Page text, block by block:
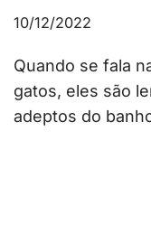
10/12/2022
Quando se fala
gatos, eles são
adeptos do